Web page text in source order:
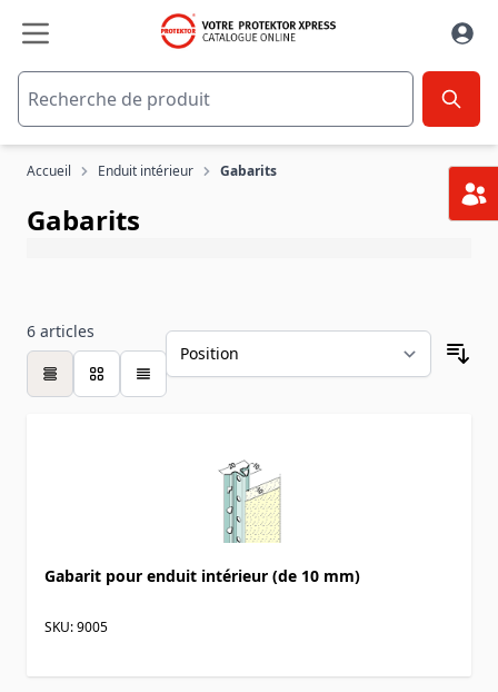
Accueil Enduit intérieur Gabarits
Gabarits
6 articles
table
Gabarit pour enduit intérieur (de 10 mm)
SKU: 9005